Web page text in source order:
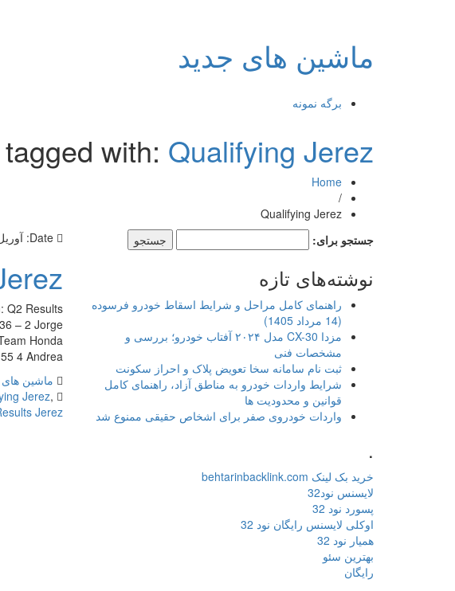
ماشین های جدید
برگه نمونه
with: Qualifying Jerez
Home
/
Qualifying Jerez
Date: آوریل 24,
Q2 Results
– 2 Jorge
Honda
4 Andrea […]
ماشین های
Jerez,
Jerez
جستجو برای:
نوشته‌های تازه
راهنمای کامل مراحل و شرایط اسقاط خودرو فرسوده
(14 مرداد 1405)
مزدا CX-30 مدل ۲۰۲۴ آفتاب خودرو؛ بررسی و
مشخصات فنی
ثبت نام سامانه سخا تعویض پلاک و احراز سکونت
شرایط واردات خودرو به مناطق آزاد، راهنمای کامل
قوانین و محدودیت ها
واردات خودروی صفر برای اشخاص حقیقی ممنوع شد
.
خرید بک لینک behtarinbacklink.com
لایسنس نود32
پسورد نود 32
اوکلی لایسنس رایگان نود 32
همیار نود 32
بهترین سئو
رایگان